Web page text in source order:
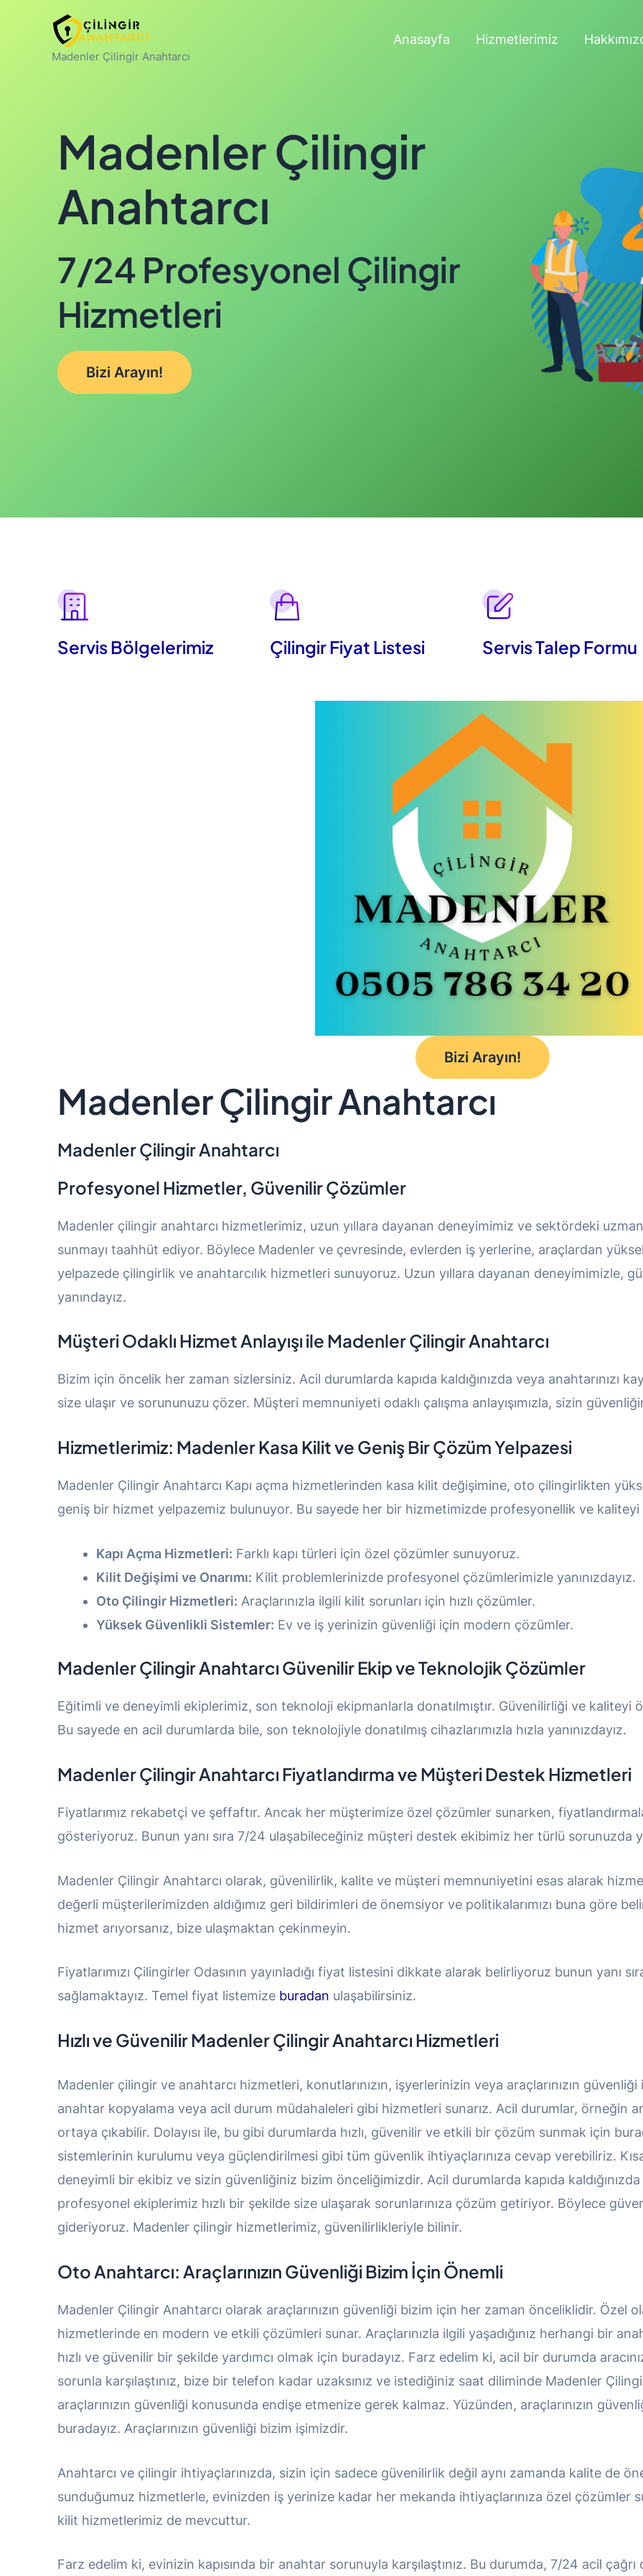
Madenler Çilingir Anahtarcı
Anasayfa Hizmetlerimiz
Madenler Çilingir
Anahtarcı
7/24 Profesyonel Çilingir
Hizmetleri
Bizi Arayın!
Servis Bölgelerimiz Çilingir Fiyat Listesi Servis Talep Formu
Bizi Arayın!
Madenler Çilingir Anahtarcı
Madenler Çilingir Anahtarcı
Profesyonel Hizmetler, Güvenilir Çözümler
Madenler çilingir anahtarcı hizmetlerimiz, uzun yıllara dayanan deneyimimiz ve sektördeki
sunmayı taahhüt ediyor. Böylece Madenler ve çevresinde, evlerden iş yerlerine, araçlardan
yelpazede çilingirlik ve anahtarcılık hizmetleri sunuyoruz. Uzun yıllara dayanan deneyimimizle,
yanındayız.
Müşteri Odaklı Hizmet Anlayışı ile Madenler Çilingir Anahtarcı
Bizim için öncelik her zaman sizlersiniz. Acil durumlarda kapıda kaldığınızda veya anahtarınızı
size ulaşır ve sorununuzu çözer. Müşteri memnuniyeti odaklı çalışma anlayışımızla, sizin
Hizmetlerimiz: Madenler Kasa Kilit ve Geniş Bir Çözüm Yelpazesi
Madenler Çilingir Anahtarcı Kapı açma hizmetlerinden kasa kilit değişimine, oto çilingirlikten
geniş bir hizmet yelpazemiz bulunuyor. Bu sayede her bir hizmetimizde profesyonellik ve
Kapı Açma Hizmetleri: Farklı kapı türleri için özel çözümler sunuyoruz.
Kilit Değişimi ve Onarımı: Kilit problemlerinizde profesyonel çözümlerimizle yanınızdayız.
Oto Çilingir Hizmetleri: Araçlarınızla ilgili kilit sorunları için hızlı çözümler.
Yüksek Güvenlikli Sistemler: Ev ve iş yerinizin güvenliği için modern çözümler.
Madenler Çilingir Anahtarcı Güvenilir Ekip ve Teknolojik Çözümler
Eğitimli ve deneyimli ekiplerimiz, son teknoloji ekipmanlarla donatılmıştır. Güvenilirliği ve kaliteyi
Bu sayede en acil durumlarda bile, son teknolojiyle donatılmış cihazlarımızla hızla yanınızdayız.
Madenler Çilingir Anahtarcı Fiyatlandırma ve Müşteri Destek Hizmetleri
Fiyatlarımız rekabetçi ve şeffaftır. Ancak her müşterimize özel çözümler sunarken,
gösteriyoruz. Bunun yanı sıra 7/24 ulaşabileceğiniz müşteri destek ekibimiz her türlü sorunuzda
Madenler Çilingir Anahtarcı olarak, güvenilirlik, kalite ve müşteri memnuniyetini esas alarak
değerli müşterilerimizden aldığımız geri bildirimleri de önemsiyor ve politikalarımızı buna göre
hizmet arıyorsanız, bize ulaşmaktan çekinmeyin.
Fiyatlarımızı Çilingirler Odasının yayınladığı fiyat listesini dikkate alarak belirliyoruz bunun yanı
sağlamaktayız. Temel fiyat listemize buradan ulaşabilirsiniz.
Hızlı ve Güvenilir Madenler Çilingir Anahtarcı Hizmetleri
Madenler çilingir ve anahtarcı hizmetleri, konutlarınızın, işyerlerinizin veya araçlarınızın
anahtar kopyalama veya acil durum müdahaleleri gibi hizmetleri sunarız. Acil durumlar, örneğin
ortaya çıkabilir. Dolayısı ile, bu gibi durumlarda hızlı, güvenilir ve etkili bir çözüm sunmak için
sistemlerinin kurulumu veya güçlendirilmesi gibi tüm güvenlik ihtiyaçlarınıza cevap verebiliriz.
deneyimli bir ekibiz ve sizin güvenliğiniz bizim önceliğimizdir. Acil durumlarda kapıda
profesyonel ekiplerimiz hızlı bir şekilde size ulaşarak sorunlarınıza çözüm getiriyor. Böylece
gideriyoruz. Madenler çilingir hizmetlerimiz, güvenilirlikleriyle bilinir.
Oto Anahtarcı: Araçlarınızın Güvenliği Bizim İçin Önemli
Madenler Çilingir Anahtarcı olarak araçlarınızın güvenliği bizim için her zaman önceliklidir. Özel
hizmetlerinde en modern ve etkili çözümleri sunar. Araçlarınızla ilgili yaşadığınız herhangi bir
hızlı ve güvenilir bir şekilde yardımcı olmak için buradayız. Farz edelim ki, acil bir durumda
sorunla karşılaştınız, bize bir telefon kadar uzaksınız ve istediğiniz saat diliminde Madenler
araçlarınızın güvenliği konusunda endişe etmenize gerek kalmaz. Yüzünden, araçlarınızın
buradayız. Araçlarınızın güvenliği bizim işimizdir.
Anahtarcı ve çilingir ihtiyaçlarınızda, sizin için sadece güvenilirlik değil aynı zamanda kalite de
sunduğumuz hizmetlerle, evinizden iş yerinize kadar her mekanda ihtiyaçlarınıza özel çözümler
kilit hizmetlerimiz de mevcuttur.
Farz edelim ki, evinizin kapısında bir anahtar sorunuyla karşılaştınız. Bu durumda, 7/24 acil çağrı